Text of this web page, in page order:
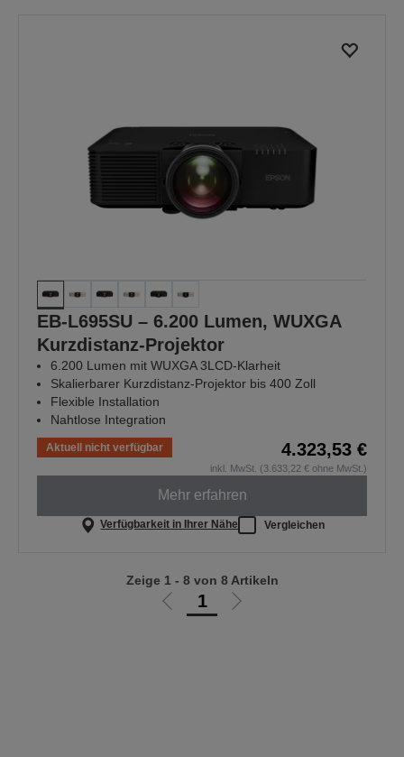
EB-L695SU – 6.200 Lumen, WUXGA
Kurzdistanz-Projektor
6.200 Lumen mit WUXGA 3LCD-Klarheit
Skalierbarer Kurzdistanz-Projektor bis 400 Zoll
Flexible Installation
Nahtlose Integration
Aktuell nicht verfügbar 4.323,53 €
inkl. MwSt. (3.633,22 € ohne MwSt.)
Mehr erfahren
Verfügbarkeit in Ihrer Nähe Vergleichen
Zur
1
Zur
Zeige 1 - 8 von 8 Artikeln